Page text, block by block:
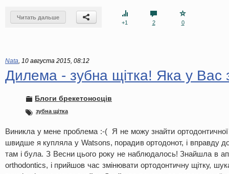
Читать дальше
+1
2 0
Nata, 10 августа 2015, 08:12
Дилема - зубна щітка! Яка у Вас
Блоги брекетоносців
зубна щітка
Виникла у мене проблема :-( Я не можу знайти
швидше я купляла у Watsons, порадив ортодонот, і вправду
там і була. З Весни цього року не наблюдалось! Знайшла в
orthodontics, і прийшов час змінювати ортодонтичну щітку,